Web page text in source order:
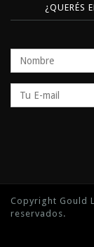
¿QUERÉS
Copyright Gould
reservados.